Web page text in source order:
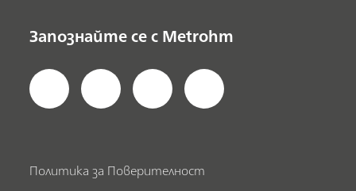
Запознайте се с Metrohm
Политика за Поверителност